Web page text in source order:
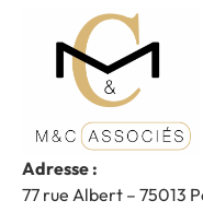
Adresse :
77 rue Albert – 75013